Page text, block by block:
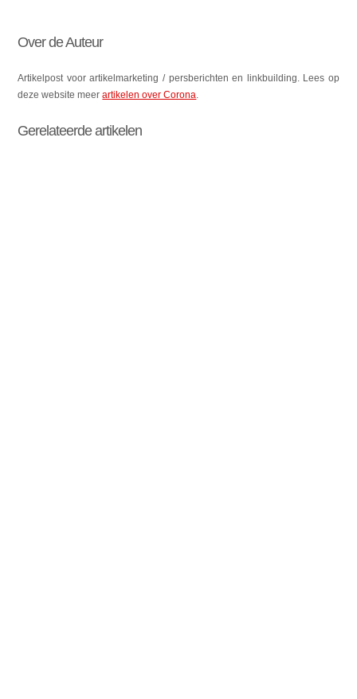
Over de Auteur
Artikelpost voor artikelmarketing / persberichten en linkbuilding. Lees op
deze website meerartikelen over Corona.
Gerelateerde artikelen